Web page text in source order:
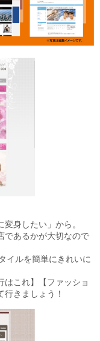
身したい」から。
であるかが大切なので
イルを簡単にきれいに
はこれ】【ファッショ
きましょう！